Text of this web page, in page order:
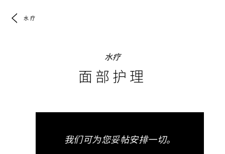
水疗
水疗
面部护理
我们可为您妥帖安排一切。